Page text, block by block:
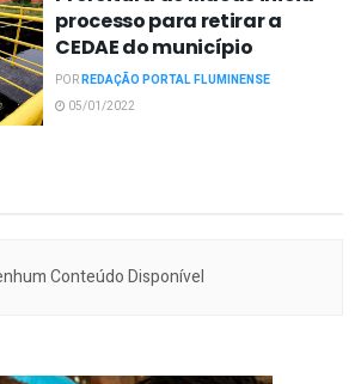
processo para retirar a
CEDAE do município
PORREDAÇÃO PORTAL FLUMINENSE
05/01/2022
Conteúdo Disponível